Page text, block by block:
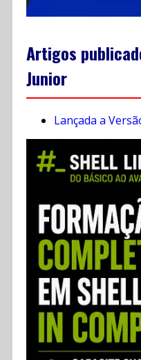
Artigos
Junior
Lançada a